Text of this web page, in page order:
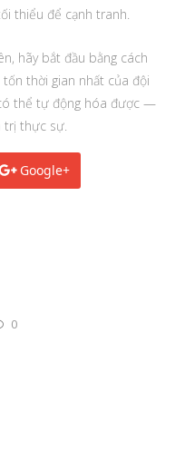
thiểu để cạnh tranh.
hãy bắt đầu bằng cách
thời gian nhất của đội
thể tự động hóa được —
trị thực sự.
Google+
0